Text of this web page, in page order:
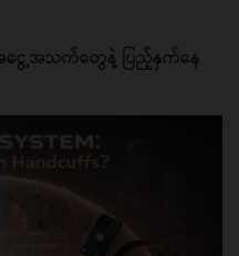
အငွေ့အသက်တွေနဲ့ ပြည့်နှက်နေ